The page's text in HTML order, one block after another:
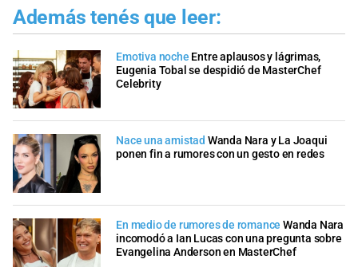
Además tenés que leer:
Emotiva noche Entre aplausos y lágrimas,
Eugenia Tobal se despidió de MasterChef
Celebrity
Nace una amistad Wanda Nara y La Joaqui
ponen fin a rumores con un gesto en redes
En medio de rumores de romance Wanda Nara
incomodó a Ian Lucas con una pregunta sobre
Evangelina Anderson en MasterChef